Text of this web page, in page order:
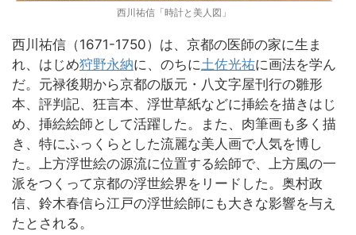
西川祐信「時計と美人図」
西川祐信（1671-1750）は、京都の医師の家に生ま
れ、はじめ狩野永納に、のちに 土佐光祐に画法を学ん
だ。元禄後期から京都の版元・八文字屋刊行の雛形
本、評判記、狂言本、浮世草紙などに挿絵を描きはじ
め、挿絵絵師として活躍した。また、肉筆画も多く描
き、特にふっくらとした流麗な美人画で人気を博し
た。上方浮世絵の源流に位置する絵師で、上方風の一
派をつくって京都の浮世絵界をリードした。奥村政
信、鈴木春信ら江戸の浮世絵師にも大きな影響を与え
たとされる。